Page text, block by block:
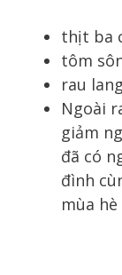
thịt ba
tôm
rau
Ngoài
giảm
đã có
đình
mùa